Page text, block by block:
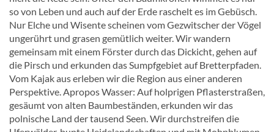
so von Leben und auch auf der Erde raschelt es im Gebüsch.
Nur Elche und Wisente scheinen vom Gezwitscher der Vögel
ungerührt und grasen gemütlich weiter. Wir wandern
gemeinsam mit einem Förster durch das Dickicht, gehen auf
die Pirsch und erkunden das Sumpfgebiet auf Bretterpfaden.
Vom Kajak aus erleben wir die Region aus einer anderen
Perspektive. Apropos Wasser: Auf holprigen Pflasterstraßen,
gesäumt von alten Baumbeständen, erkunden wir das
polnische Land der tausend Seen. Wir durchstreifen die